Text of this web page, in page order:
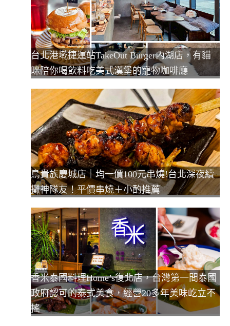
台北港墘捷運站TakeOut Burger內湖店，有貓
咪陪你喝飲料吃美式漢堡的寵物咖啡廳
鳥貴族慶城店｜均一價100元串燒!台北深夜續
攤神隊友！平價串燒＋小酌推薦
香米泰國料理Home’s復北店，台灣第一間泰國
政府認可的泰式美食，經營20多年美味屹立不
搖